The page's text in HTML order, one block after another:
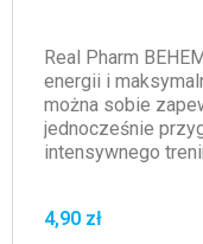
Real Pharm
energii i
można sobie
jednocześnie
intensywnego
4,90 zł